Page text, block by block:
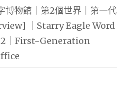
博物館｜第2個世界｜第一代
｜Starry Eagle Word
｜First-Generation